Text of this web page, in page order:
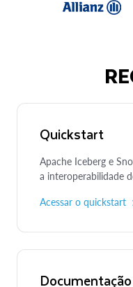
Quickstart
Apache Iceberg e
a interoperabilidade
Acessar o quickstart
Documentação